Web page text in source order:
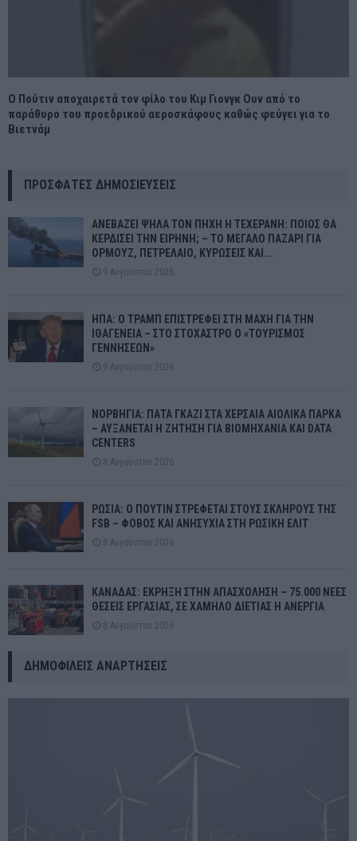
Ο Πούτιν αποχαιρετά τον φίλο του Κιμ Γιονγκ Ουν από το
παράθυρο του προεδρικού αεροσκάφους καθώς φεύγει για το
Βιετνάμ
ΠΡΌΣΦΑΤΕΣ ΔΗΜΟΣΙΕΎΣΕΙΣ
ΑΝΕΒΑΖΕΙ ΨΗΛΑ ΤΟΝ ΠΗΧΗ Η ΤΕΧΕΡΑΝΗ: ΠΟΙΟΣ ΘΑ
ΚΕΡΔΙΣΕΙ ΤΗΝ ΕΙΡΗΝΗ; – ΤΟ ΜΕΓΑΛΟ ΠΑΖΑΡΙ ΓΙΑ
ΟΡΜΟΥΖ, ΠΕΤΡΕΛΑΙΟ, ΚΥΡΩΣΕΙΣ ΚΑΙ...
9 Αυγούστου 2026
ΗΠΑ: Ο ΤΡΑΜΠ ΕΠΙΣΤΡΕΦΕΙ ΣΤΗ ΜΑΧΗ ΓΙΑ ΤΗΝ
ΙΘΑΓΕΝΕΙΑ – ΣΤΟ ΣΤΟΧΑΣΤΡΟ Ο «ΤΟΥΡΙΣΜΟΣ
ΓΕΝΝΗΣΕΩΝ»
9 Αυγούστου 2026
ΝΟΡΒΗΓΙΑ: ΠΑΤΑ ΓΚΑΖΙ ΣΤΑ ΧΕΡΣΑΙΑ ΑΙΟΛΙΚΑ ΠΑΡΚΑ
– ΑΥΞΑΝΕΤΑΙ Η ΖΗΤΗΣΗ ΓΙΑ ΒΙΟΜΗΧΑΝΙΑ ΚΑΙ DATA
CENTERS
8 Αυγούστου 2026
ΡΩΣΙΑ: Ο ΠΟΥΤΙΝ ΣΤΡΕΦΕΤΑΙ ΣΤΟΥΣ ΣΚΛΗΡΟΥΣ ΤΗΣ
FSB – ΦΟΒΟΣ ΚΑΙ ΑΝΗΣΥΧΙΑ ΣΤΗ ΡΩΣΙΚΗ ΕΛΙΤ
8 Αυγούστου 2026
ΚΑΝΑΔΑΣ: ΕΚΡΗΞΗ ΣΤΗΝ ΑΠΑΣΧΟΛΗΣΗ – 75.000 ΝΕΕΣ
ΘΕΣΕΙΣ ΕΡΓΑΣΙΑΣ, ΣΕ ΧΑΜΗΛΟ ΔΙΕΤΙΑΣ Η ΑΝΕΡΓΙΑ
8 Αυγούστου 2026
ΔΗΜΟΦΙΛΕΊΣ ΑΝΑΡΤΉΣΕΙΣ